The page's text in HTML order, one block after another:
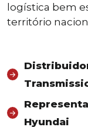
logística bem
território
Hyundai